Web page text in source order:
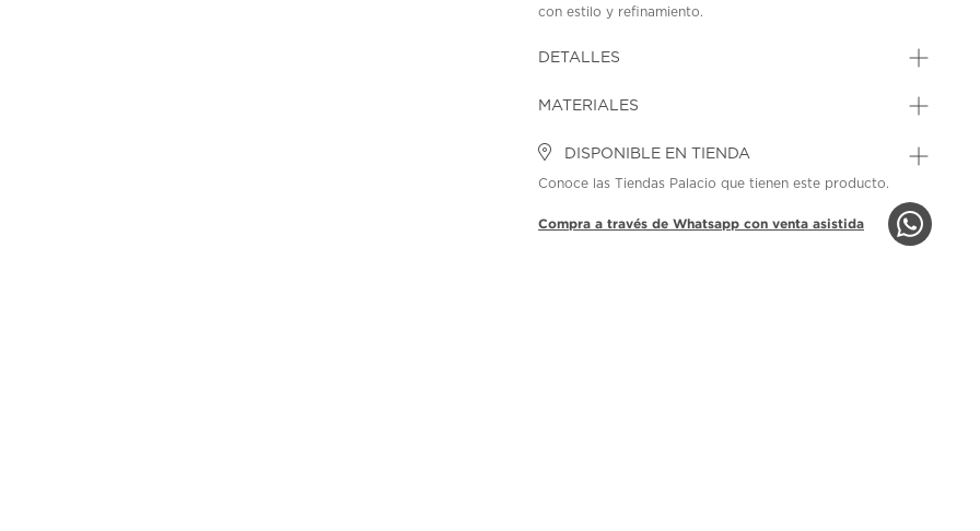
con estilo y refinamiento.
DETALLES
MATERIALES
DISPONIBLE EN TIENDA
Conoce las Tiendas Palacio que tienen este producto.
Compra a través de Whatsapp con venta asistida